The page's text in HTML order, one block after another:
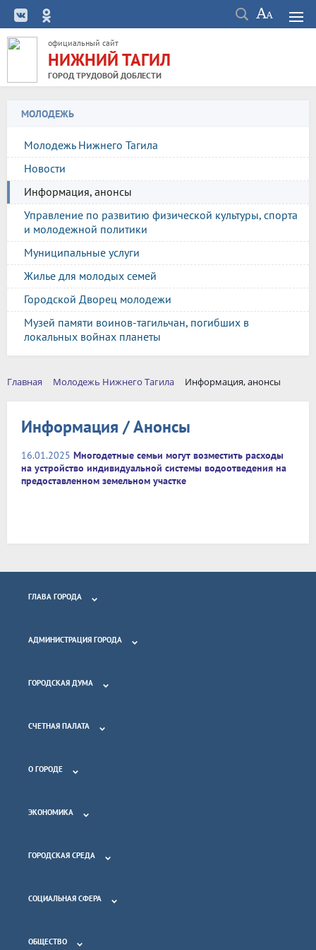
официальный сайт
НИЖНИЙ ТАГИЛ
ГОРОД ТРУДОВОЙ ДОБЛЕСТИ
МОЛОДЕЖЬ
Молодежь Нижнего Тагила
Новости
Информация, анонсы
Управление по развитию физической культуры, спорта
и молодежной политики
Муниципальные услуги
Жилье для молодых семей
Городской Дворец молодежи
Музей памяти воинов-тагильчан, погибших в
локальных войнах планеты
Главная Молодежь Нижнего Тагила Информация, анонсы
Информация / Анонсы
16.01.2025 Многодетные семьи могут возместить расходы
на устройство индивидуальной системы водоотведения на
предоставленном земельном участке
ГЛАВА ГОРОДА
АДМИНИСТРАЦИЯ ГОРОДА
ГОРОДСКАЯ ДУМА
СЧЕТНАЯ ПАЛАТА
О ГОРОДЕ
ЭКОНОМИКА
ГОРОДСКАЯ СРЕДА
СОЦИАЛЬНАЯ СФЕРА
ОБЩЕСТВО